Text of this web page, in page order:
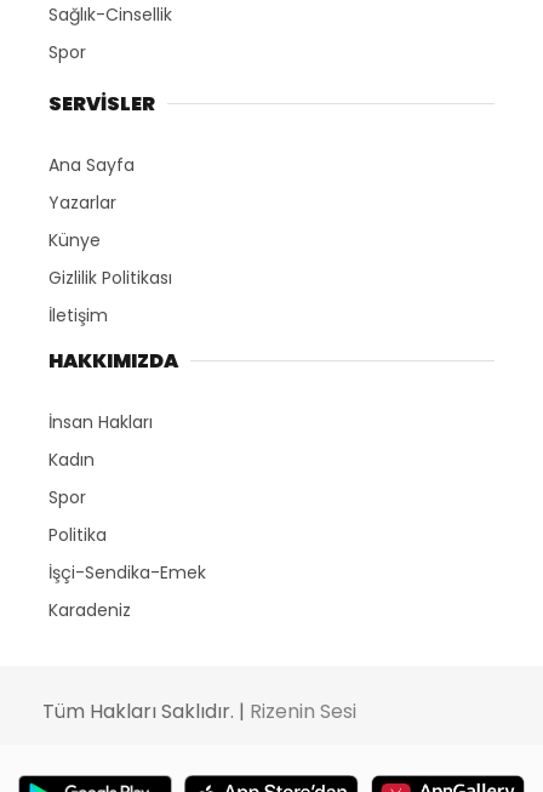
Sağlık-Cinsellik
Spor
SERVİSLER
Ana Sayfa
Yazarlar
Künye
Gizlilik Politikası
İletişim
HAKKIMIZDA
İnsan Hakları
Kadın
Spor
Politika
İşçi-Sendika-Emek
Karadeniz
Tüm Hakları Saklıdır. | Rizenin Sesi